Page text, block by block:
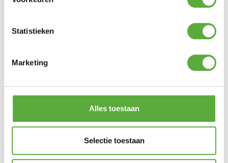
Statistieken
Marketing
Alles toestaan
Selectie toestaan
CADAC Citi Chef 40 Gas
CADAC Safari Chef 30 HP
deluxe BBQ
CADAC 3 cook FFD Deluxe
€239,00
1